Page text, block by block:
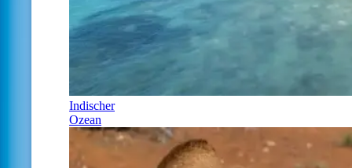
Indischer
Ozean